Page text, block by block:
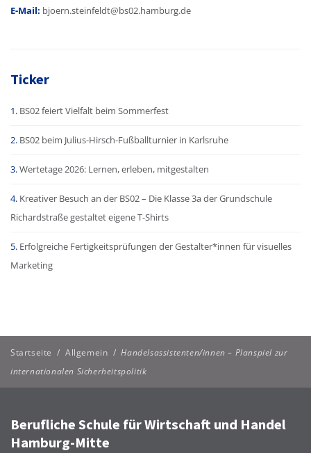
E-Mail: bjoern.steinfeldt@bs02.hamburg.de
Ticker
BS02 feiert Vielfalt beim Sommerfest
BS02 beim Julius-Hirsch-Fußballturnier in Karlsruhe
Wertetage 2026: Lernen, erleben, mitgestalten
Kreativer Besuch an der BS02 – Die Klasse 3a der Grundschule
Richardstraße gestaltet eigene T-Shirts
Erfolgreiche Fertigkeitsprüfungen der Gestalter*innen für visuelles
Marketing
Startseite / Allgemein /Handelsassistenten/innen – Planspiel zur
internationalen Sicherheitspolitik
Berufliche Schule für Wirtschaft und Handel
Hamburg-Mitte